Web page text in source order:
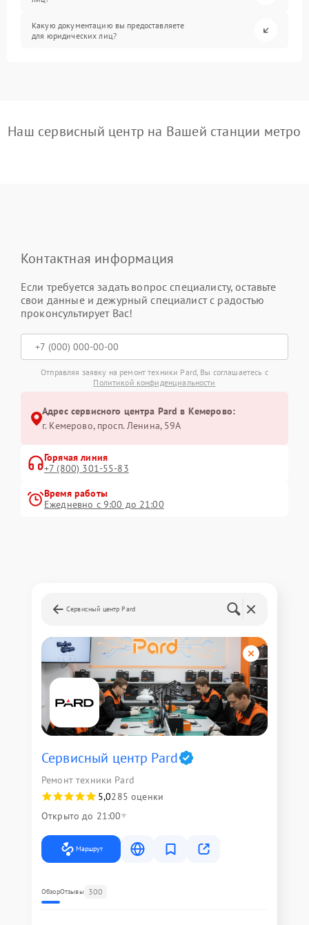
Какую документацию вы предоставляете
для юридических лиц?
Наш сервисный центр на Вашей станции метро
Контактная информация
Если требуется задать вопрос специалисту, оставьте
свои данные и дежурный специалист с радостью
проконсультирует Вас!
Отправляя заявку на ремонт техники Pard, Вы соглашаетесь с
Политикой конфиденциальности
Адрес сервисного центра Pard в Кемерово:
г. Кемерово, просп. Ленина, 59А
Горячая линия
+7 (800) 301-55-83
Время работы
Ежедневно с 9:00 до 21:00
Сервисный центр Pard
Сервисный центр Pard
Ремонт техники Pard
5,0285 оценки
Открыто до 21:00
Маршрут
ОбзорОтзывы 300